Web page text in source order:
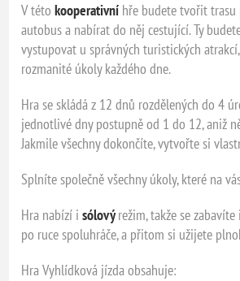
V tétokooperativní hře budete tvořit
autobus a nabírat do něj cestující. Ty
vystupovat u správných turistických
rozmanité úkoly každého dne.
Hra se skládá z 12 dnů rozdělených do 4
jednotlivé dny postupně od 1 do 12, aniž
Jakmile všechny dokončíte, vytvořte si
Splníte společně všechny úkoly, které na
Hra nabízí isólovýrežim, takže se
po ruce spoluhráče, a přitom si užijete
Hra Vyhlídková jízda obsahuje: